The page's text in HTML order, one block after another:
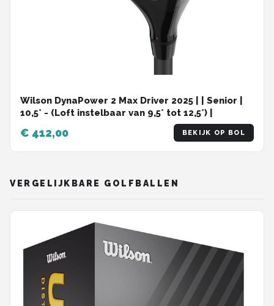
Wilson DynaPower 2 Max Driver 2025 | | Senior |
10,5° - (Loft instelbaar van 9,5° tot 12,5°) |
€ 412,00 BEKIJK OP BOL
VERGELIJKBARE GOLFBALLEN